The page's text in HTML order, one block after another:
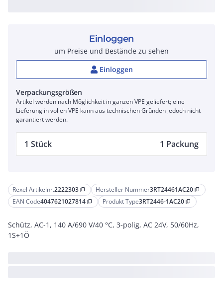
Rexel Artikelnr.2222303 content_copy Hersteller Nummer3RT24461AC20 content_copy
EAN Code4047621027814 content_copy Produkt Type3RT2446-1AC20 content_copy
Schütz, AC-1, 140 A/690 V/40 °C, 3-polig, AC 24V, 50/60Hz,
1S+1Ö
Einloggen
um Preise und Bestände zu sehen
Einloggen
Verpackungsgrößen
Artikel werden nach Möglichkeit in ganzen VPE geliefert; eine
Lieferung in vollen VPE kann aus technischen Gründen jedoch nicht
garantiert werden.
1 Stück 1 Packung